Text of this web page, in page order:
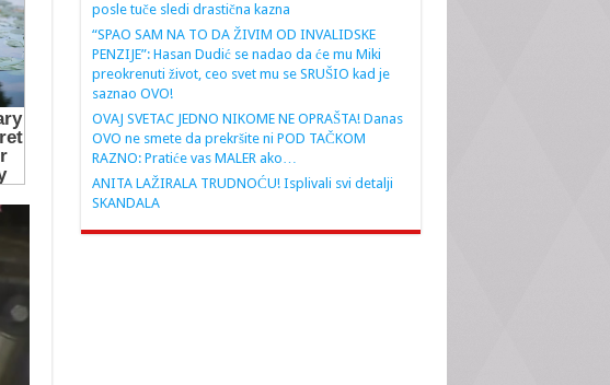
posle tuče sledi drastična kazna
“SPAO SAM NA TO DA ŽIVIM OD INVALIDSKE
PENZIJE”: Hasan Dudić se nadao da će mu Miki
preokrenuti život, ceo svet mu se SRUŠIO kad je
saznao OVO!
OVAJ SVETAC JEDNO NIKOME NE OPRAŠTA! Danas
OVO ne smete da prekršite ni POD TAČKOM
RAZNO: Pratiće vas MALER ako…
ANITA LAŽIRALA TRUDNOĆU! Isplivali svi detalji
SKANDALA